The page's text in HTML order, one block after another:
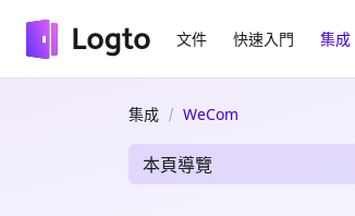
文件 快速入門 集成
集成 WeCom
本頁導覽